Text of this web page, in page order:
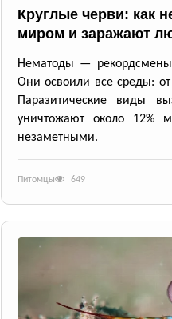
Круглые черви: как
миром и заражают
Нематоды — рекордсмены
Они освоили все среды:
Паразитические виды
уничтожают около 12%
незаметными.
Питомцы 649